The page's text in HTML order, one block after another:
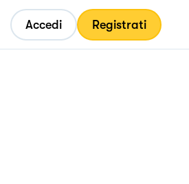
Accedi Registrati